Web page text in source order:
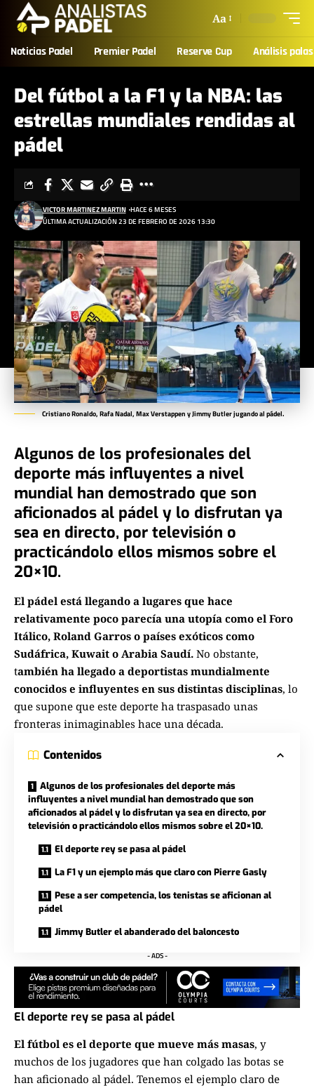
Aa
Noticias Padel Premier Padel Reserve Cup Análisis palas
Del fútbol a la F1 y la NBA: las
estrellas mundiales rendidas al
pádel
ÚLTIMA ACTUALIZACIÓN 23 DE FEBRERO DE 2026 13:30
VICTOR MARTINEZ MARTIN HACE 6 MESES
Cristiano Ronaldo, Rafa Nadal, Max Verstappen y Jimmy Butler jugando al pádel.
Algunos de los profesionales del
deporte más influyentes a nivel
mundial han demostrado que son
aficionados al pádel y lo disfrutan ya
sea en directo, por televisión o
practicándolo ellos mismos sobre el
20×10.
El pádel está llegando a lugares que hace
relativamente poco parecía una utopía como el Foro
Itálico, Roland Garros o países exóticos como
Sudáfrica, Kuwait o Arabia Saudí. No obstante,
también ha llegado a deportistas mundialmente
conocidos e influyentes en sus distintas disciplinas, lo
que supone que este deporte ha traspasado unas
fronteras inimaginables hace una década.
Contenidos
Algunos de los profesionales del deporte más
influyentes a nivel mundial han demostrado que son
aficionados al pádel y lo disfrutan ya sea en directo, por
televisión o practicándolo ellos mismos sobre el 20×10.
El deporte rey se pasa al pádel
La F1 y un ejemplo más que claro con Pierre Gasly
Pese a ser competencia, los tenistas se aficionan al
pádel
Jimmy Butler el abanderado del baloncesto
- ADS -
El deporte rey se pasa al pádel
El fútbol es el deporte que mueve más masas, y
muchos de los jugadores que han colgado las botas se
han aficionado al pádel. Tenemos el ejemplo claro de